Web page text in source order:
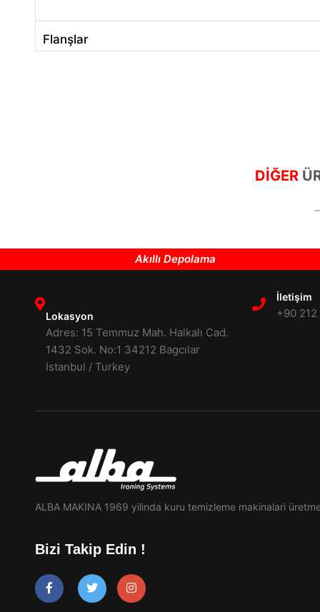
Flanşlar
DİĞER
Akıllı Depolama
Lokasyon
Adres: 15 Temmuz Mah. Halkalı Cad.
1432 Sok. No:1 34212 Bagcılar
Istanbul / Turkey
İletişim
+90
ALBA MAKINA 1969 yilinda kuru temizleme makinalari
Bizi Takip Edin !